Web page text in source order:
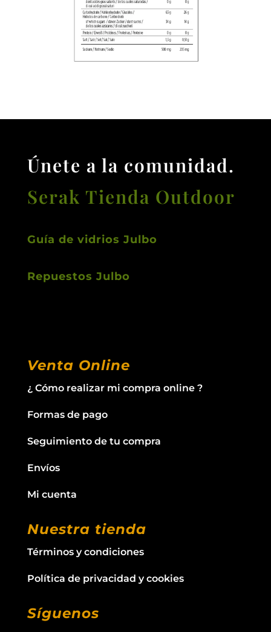
Únete a la comunidad.
Serak Tienda Outdoor
Guía de vidrios Julbo
Repuestos Julbo
Venta Online
¿ Cómo realizar mi compra online ?
Formas de pago
Seguimiento de tu compra
Envíos
Mi cuenta
Nuestra tienda
Términos y condiciones
Política de privacidad y cookies
Síguenos